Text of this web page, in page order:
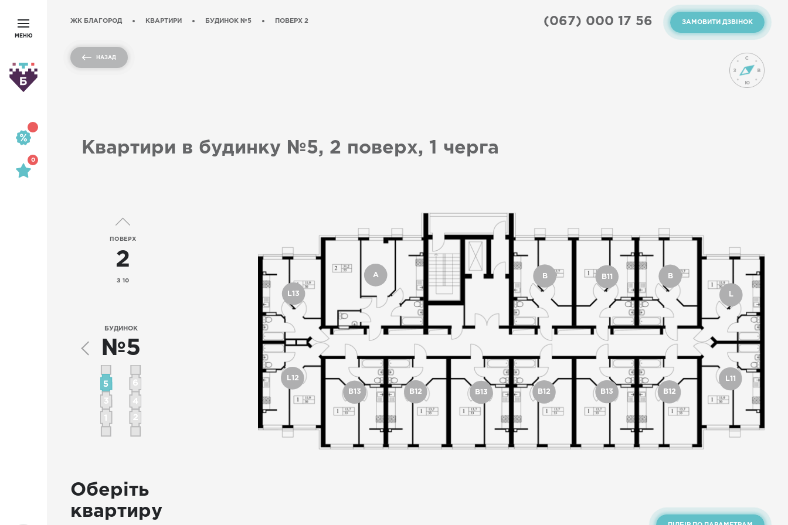
ЖК БЛАГОРОД КВАРТИРИ БУДИНОК №5 ПОВЕРХ 2 ЗАМОВИТИ ДЗВІНОК
(067) 000 17 56
МЕНЮ
0
НАЗАД
B B11 B
L
L11
B12
B13
B12
B13
B12
B13
L12
L13
A
ПОВЕРХ
2
З 10
Квартири в будинку №5, 2 поверх, 1 черга
БУДИНОК
№5
Оберіть
квартиру